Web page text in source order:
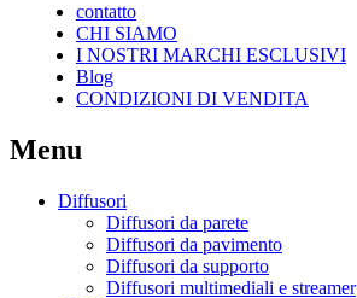
contatto
CHI SIAMO
I NOSTRI MARCHI ESCLUSIVI
Blog
CONDIZIONI DI VENDITA
Menu
Diffusori
Diffusori da parete
Diffusori da pavimento
Diffusori da supporto
Diffusori multimediali e streamer